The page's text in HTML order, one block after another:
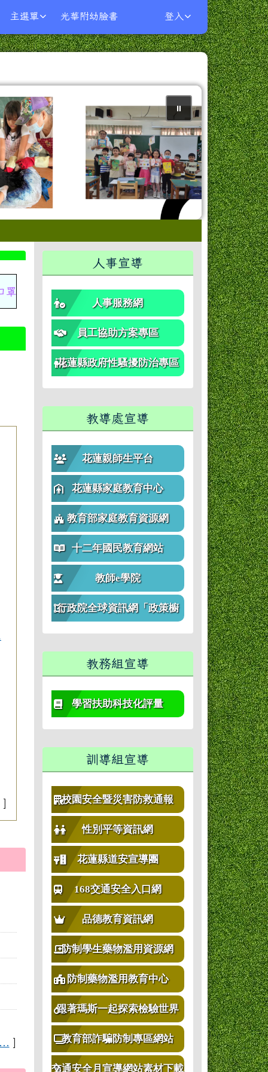
主選單 光華附幼臉書 登入
⏸
護措施，保護自己及他人健康，鼓勵踴躍接種疫苗
右邊區域內容
人事宣導
人事服務網
員工協助方案專區
花蓮縣政府性騷擾防治專區
教導處宣導
花蓮親師生平台
花蓮縣家庭教育中心
教育部家庭教育資源網
十二年國民教育網站
教師e學院
行政院全球資訊網「政策櫥
窗」
教務組宣導
學習扶助科技化評量
訓導組宣導
校園安全暨災害防救通報
性別平等資訊網
花蓮縣道安宣導團
168交通安全入口網
品德教育資訊網
防制學生藥物濫用資源網
防制藥物濫用教育中心
跟著瑪斯一起探索檢驗世界
教育部詐騙防制專區網站
交通安全月宣導網站素材下載